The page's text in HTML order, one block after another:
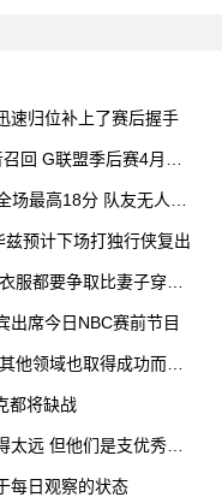
速归位补上了赛后握手
回 G联盟季后赛4月开
最高18分 队友无人上
预计下场打独行侠复出
服都要争取比妻子穿得
出席今日NBC赛前节目
他领域也取得成功而自
都将缺战
远 但他们是支优秀球
每日观察的状态